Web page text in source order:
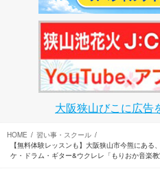
大阪狭山びこに広告
HOME
習い事・スクール
【無料体験レッスンも】大阪狭山市今熊にあ
ケ・ドラム・ギター&ウクレレ「もりおか音楽教